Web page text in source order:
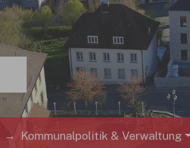
Kommunalpolitik & Verwaltung